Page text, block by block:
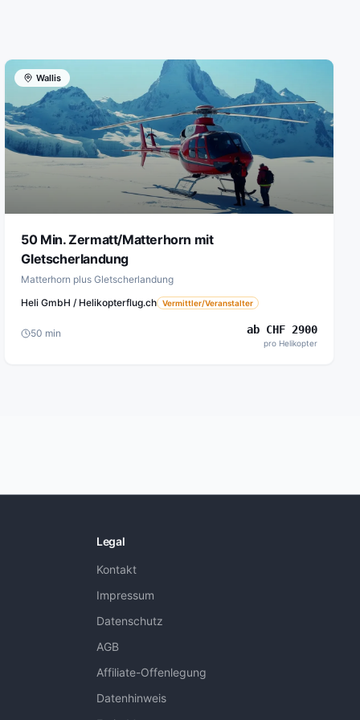
Wallis
50 Min. Zermatt/Matterhorn mit
Gletscherlandung
Matterhorn plus Gletscherlandung
Heli GmbH / Helikopterflug.ch Vermittler/Veranstalter
50 min abCHF 2900
pro Helikopter
Legal
Kontakt
Impressum
Datenschutz
AGB
Affiliate-Offenlegung
Datenhinweis